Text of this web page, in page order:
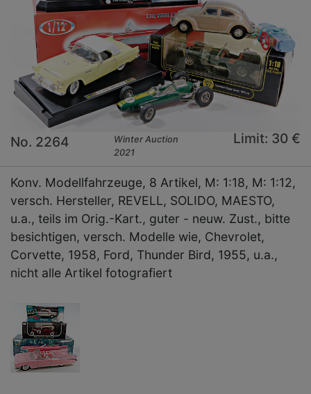
No. 2264
Winter Auction
2021
Limit: 30 €
Konv. Modellfahrzeuge, 8 Artikel, M: 1:18, M: 1:12,
versch. Hersteller, REVELL, SOLIDO, MAESTO,
u.a., teils im Orig.-Kart., guter - neuw. Zust., bitte
besichtigen, versch. Modelle wie, Chevrolet,
Corvette, 1958, Ford, Thunder Bird, 1955, u.a.,
nicht alle Artikel fotografiert